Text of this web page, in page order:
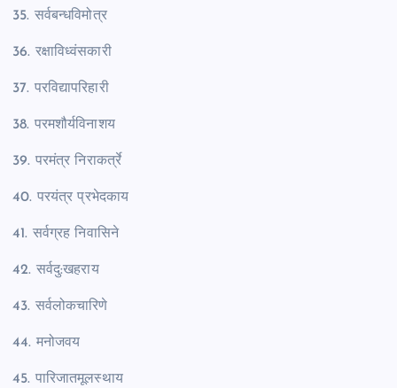
35. सर्वबन्धविमोत्र
36. रक्षाविध्वंसकारी
37. परविद्यापरिहारी
38. परमशौर्यविनाशय
39. परमंत्र निराकर्त्रे
40. परयंत्र प्रभेदकाय
41. सर्वग्रह निवासिने
42. सर्वदु:खहराय
43. सर्वलोकचारिणे
44. मनोजवय
45. पारिजातमूलस्थाय